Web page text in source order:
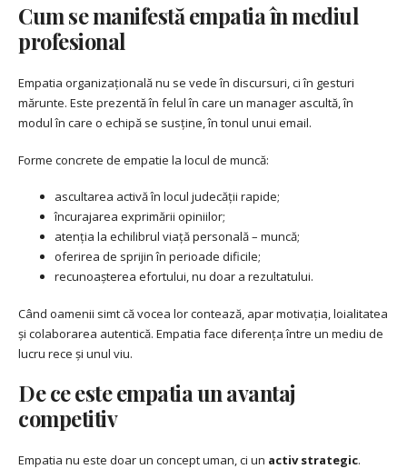
Cum se manifestă empatia în mediul
profesional
Empatia organizațională nu se vede în discursuri, ci în gesturi
mărunte. Este prezentă în felul în care un manager ascultă, în
modul în care o echipă se susține, în tonul unui email.
Forme concrete de empatie la locul de muncă:
ascultarea activă în locul judecății rapide;
încurajarea exprimării opiniilor;
atenția la echilibrul viață personală – muncă;
oferirea de sprijin în perioade dificile;
recunoașterea efortului, nu doar a rezultatului.
Când oamenii simt că vocea lor contează, apar motivația, loialitatea
și colaborarea autentică. Empatia face diferența între un mediu de
lucru rece și unul viu.
De ce este empatia un avantaj
competitiv
Empatia nu este doar un concept uman, ci un activ strategic.